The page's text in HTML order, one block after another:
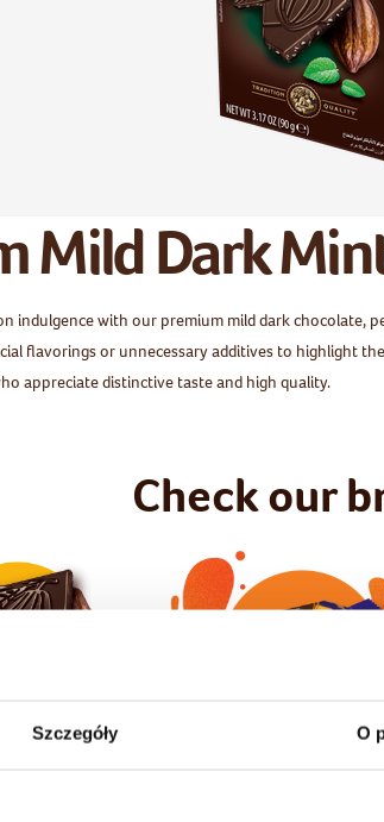
Szczegóły O
Mild Dark
indulgence with our premium mild dark chocolate,
flavorings or unnecessary additives to highlight
appreciate distinctive taste and high quality.
Check our